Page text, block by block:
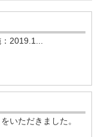
2019.1...
いただきました。